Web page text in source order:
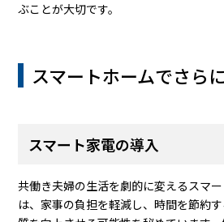
ぶことが大切です。
スマートホームでさら
スマート家電の導入
共働き夫婦の生活を劇的に変えるスマ
は、家事の負担を軽減し、時間を節約